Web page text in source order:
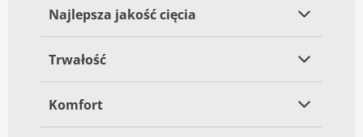
Najlepsza jakość cięcia
Trwałość
Komfort